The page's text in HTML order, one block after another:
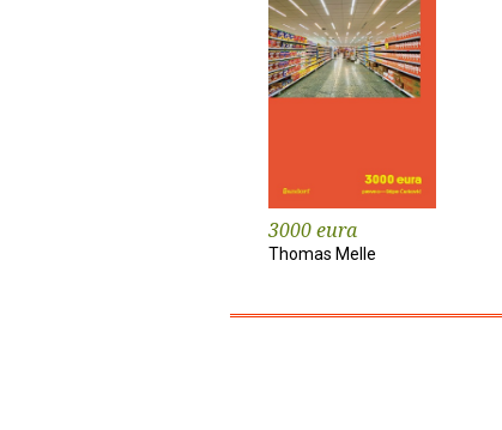
3000 eura
Thomas Melle